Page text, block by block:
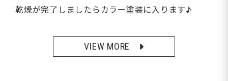
乾燥が完了しましたらカラー塗装に入ります♪
VIEW MORE